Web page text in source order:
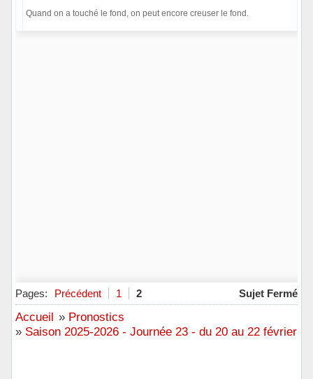
Quand on a touché le fond, on peut encore creuser le fond.
Pages: Précédent 1 2 Sujet Fermé
Accueil » Pronostics
» Saison 2025-2026 - Journée 23 - du 20 au 22 février